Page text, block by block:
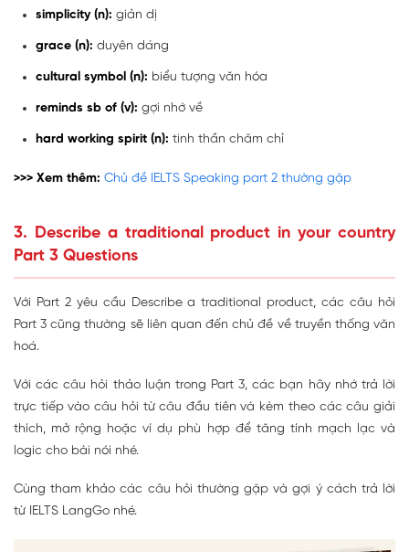
simplicity (n): giản dị
grace (n): duyên dáng
cultural symbol (n): biểu tượng văn hóa
reminds sb of (v): gợi nhớ về
hard working spirit (n): tinh thần chăm chỉ
>>> Xem thêm: Chủ đề IELTS Speaking part 2 thường gặp
3. Describe a traditional product in your country
Part 3 Questions
Với Part 2 yêu cầu Describe a traditional product, các câu hỏi
Part 3 cũng thường sẽ liên quan đến chủ đề về truyền thống văn
hoá.
Với các câu hỏi thảo luận trong Part 3, các bạn hãy nhớ trả lời
trực tiếp vào câu hỏi từ câu đầu tiên và kèm theo các câu giải
thích, mở rộng hoặc ví dụ phù hợp để tăng tính mạch lạc và
logic cho bài nói nhé.
Cùng tham khảo các câu hỏi thường gặp và gợi ý cách trả lời
từ IELTS LangGo nhé.